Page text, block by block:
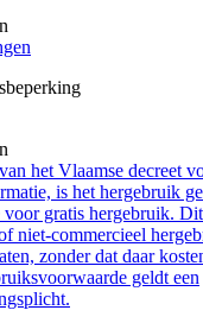
het Vlaamse decreet
is het hergebruik
gratis hergebruik.
niet-commercieel
zonder dat daar
geldt een